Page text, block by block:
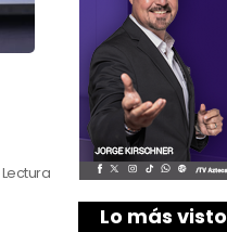
Lectura
Lo más visto